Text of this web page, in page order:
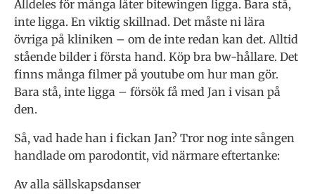
Alldeles för många låter bitewingen ligga. Bara stå,
inte ligga. En viktig skillnad. Det måste ni lära
övriga på kliniken – om de inte redan kan det. Alltid
stående bilder i första hand. Köp bra bw-hållare. Det
finns många filmer på youtube om hur man gör.
Bara stå, inte ligga – försök få med Jan i visan på
den.
Så, vad hade han i fickan Jan? Tror nog inte sången
handlade om parodontit, vid närmare eftertanke:
Av alla sällskapsdanser